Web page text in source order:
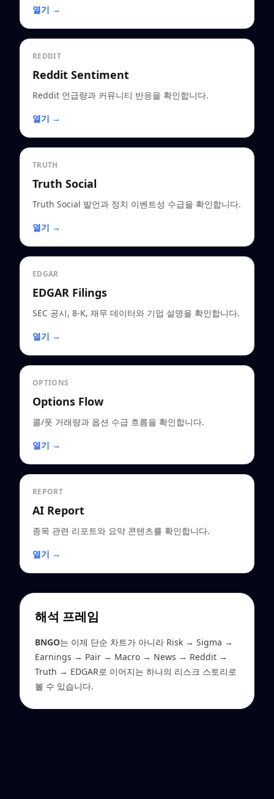
열기 →
REDDIT
Reddit Sentiment
Reddit 언급량과 커뮤니티 반응을 확인합니다.
열기 →
TRUTH
Truth Social
Truth Social 발언과 정치 이벤트성 수급을 확인합니다.
열기 →
EDGAR
EDGAR Filings
SEC 공시, 8-K, 재무 데이터와 기업 설명을 확인합니다.
열기 →
OPTIONS
Options Flow
콜/풋 거래량과 옵션 수급 흐름을 확인합니다.
열기 →
REPORT
AI Report
종목 관련 리포트와 요약 콘텐츠를 확인합니다.
열기 →
해석 프레임
BNGO는 이제 단순 차트가 아니라 Risk → Sigma →
Earnings → Pair → Macro → News → Reddit →
Truth → EDGAR로 이어지는 하나의 리스크 스토리로
볼 수 있습니다.